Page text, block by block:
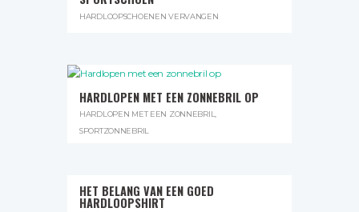
HARDLOOPSCHOENEN VERVANGEN
HARDLOPEN MET EEN ZONNEBRIL OP
HARDLOPEN MET EEN ZONNEBRIL,
SPORTZONNEBRIL
HET BELANG VAN EEN GOED
HARDLOOPSHIRT